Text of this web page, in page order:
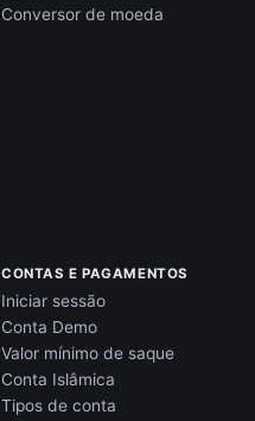
Conversor de moeda
CONTAS E PAGAMENTOS
Iniciar sessão
Conta Demo
Valor mínimo de saque
Conta Islâmica
Tipos de conta